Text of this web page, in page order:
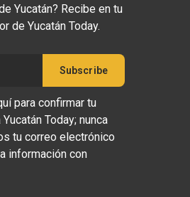
Yucatán? Recibe en tu
de Yucatán Today.
para confirmar tu
Today; nunca
tu correo electrónico
información con